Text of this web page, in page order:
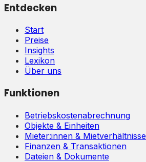
Entdecken
Start
Preise
Insights
Lexikon
Über uns
Funktionen
Betriebskostenabrechnung
Objekte & Einheiten
Mieter:innen & Mietverhältnisse
Finanzen & Transaktionen
Dateien & Dokumente